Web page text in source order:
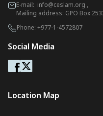
E-mail: info@ceslam.org ,
Mailing address: GPO Box
Phone: +977-1-4572807
Social Media
Location Map